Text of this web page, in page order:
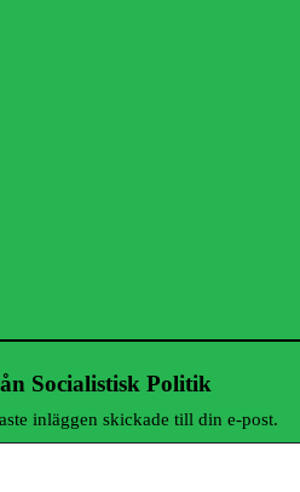
Socialistisk Politik
inläggen skickade till din e-post.